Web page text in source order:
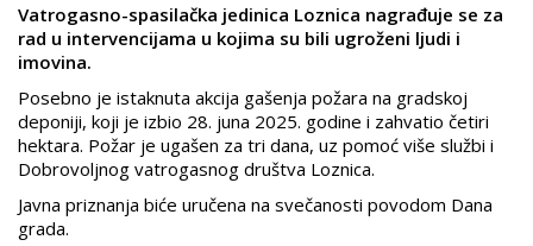
Vatrogasno-spasilačka jedinica Loznica nagrađuje se za
rad u intervencijama u kojima su bili ugroženi ljudi i
imovina.
Posebno je istaknuta akcija gašenja požara na gradskoj
deponiji, koji je izbio 28. juna 2025. godine i zahvatio četiri
hektara. Požar je ugašen za tri dana, uz pomoć više službi i
Dobrovoljnog vatrogasnog društva Loznica.
Javna priznanja biće uručena na svečanosti povodom Dana
grada.